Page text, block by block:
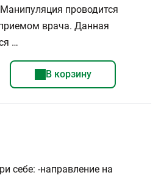
проводится
врача. Данная
…
В корзину
себе: -направление на